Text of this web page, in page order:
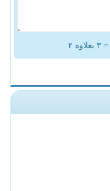
= ۳ بعلاوه ۲